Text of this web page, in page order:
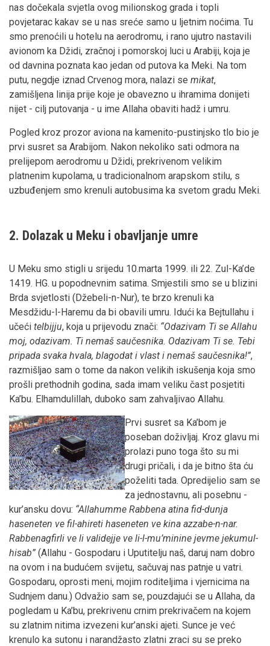
nas dočekala svjetla ovog milionskog grada i topli
povjetarac kakav se u nas sreće samo u ljetnim noćima. Tu
smo prenoćili u hotelu na aerodromu, i rano ujutro nastavili
avionom ka Džidi, zračnoj i pomorskoj luci u Arabiji, koja je
od davnina poznata kao jedan od putova ka Meki. Na tom
putu, negdje iznad Crvenog mora, nalazi se mikat,
zamišljena linija prije koje je obavezno u ihramima donijeti
nijet - cilj putovanja - u ime Allaha obaviti hadž i umru.
Pogled kroz prozor aviona na kamenito-pustinjsko tlo bio je
prvi susret sa Arabijom. Nakon nekoliko sati odmora na
prelijepom aerodromu u Džidi, prekrivenom velikim
platnenim kupolama, u tradicionalnom arapskom stilu, s
uzbuđenjem smo krenuli autobusima ka svetom gradu Meki.
2. Dolazak u Meku i obavljanje umre
U Meku smo stigli u srijedu 10.marta 1999. ili 22. Zul-Ka’de
1419. HG. u popodnevnim satima. Smjestili smo se u blizini
Brda svjetlosti (Džebeli-n-Nur), te brzo krenuli ka
Mesdžidu-l-Haremu da bi obavili umru. Idući ka Bejtullahu i
učeći telbijju, koja u prijevodu znači: “Odazivam Ti se Allahu
moj, odazivam. Ti nemaš saučesnika. Odazivam Ti se. Tebi
pripada svaka hvala, blagodat i vlast i nemaš saučesnika!”,
razmišljao sam o tome da nakon velikih iskušenja koja smo
prošli prethodnih godina, sada imam veliku čast posjetiti
Ka’bu. Elhamdulillah, duboko sam zahvaljivao Allahu.
Prvi susret sa Ka’bom je
poseban doživljaj. Kroz glavu mi
prolazi puno toga što su mi
drugi pričali, i da je bitno šta ću
poželiti tada. Opredijelio sam se
za jednostavnu, ali posebnu -
kur’ansku dovu: “Allahumme Rabbena atina fid-dunja
haseneten ve fil-ahireti haseneten ve kina azzabe-n-nar.
Rabbenagfirli ve li validejje ve li-l-mu’minine jevme jekumul-
hisab” (Allahu - Gospodaru i Uputitelju naš, daruj nam dobro
na ovom i na budućem svijetu, sačuvaj nas patnje u vatri.
Gospodaru, oprosti meni, mojim roditeljima i vjernicima na
Sudnjem danu.) Odvažio sam se, pouzdajući se u Allaha, da
pogledam u Ka’bu, prekrivenu crnim prekrivačem na kojem
su zlatnim nitima izvezeni kur’anski ajeti. Sunce je već
krenulo ka sutonu i narandžasto zlatni zraci su se preko